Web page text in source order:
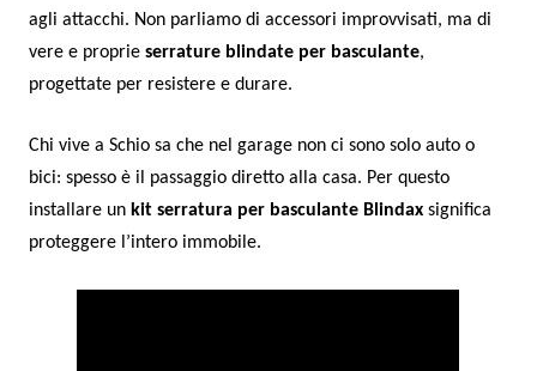
agli attacchi. Non parliamo di accessori improvvisati, ma di
vere e proprieserrature blindate per basculante,
progettate per resistere e durare.
Chi vive a Schio sa che nel garage non ci sono solo auto o
bici: spesso è il passaggio diretto alla casa. Per questo
installare unkit serratura per basculante Blindax significa
proteggere l’intero immobile.